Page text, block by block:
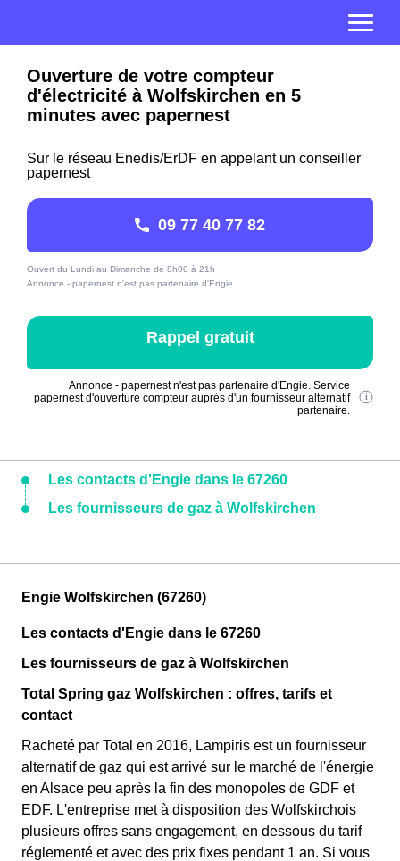
Ouverture de votre compteur
d'électricité à Wolfskirchen en 5
minutes avec papernest
Sur le réseau Enedis/ErDF en appelant un conseiller
papernest
09 77 40 77 82
Ouvert du Lundi au Dimanche de 8h00 à 21h
Annonce - papernest n'est pas partenaire d'Engie
Rappel gratuit
Annonce - papernest n'est pas partenaire d'Engie. Service
papernest d'ouverture compteur auprès d'un fournisseur alternatif
partenaire.
Les contacts d'Engie dans le 67260
Les fournisseurs de gaz à Wolfskirchen
Engie Wolfskirchen (67260)
Les contacts d'Engie dans le 67260
Les fournisseurs de gaz à Wolfskirchen
Total Spring gaz Wolfskirchen : offres, tarifs et
contact
Racheté par Total en 2016, Lampiris est un fournisseur
alternatif de gaz qui est arrivé sur le marché de l'énergie
en Alsace peu après la fin des monopoles de GDF et
EDF. L'entreprise met à disposition des Wolfskirchois
plusieurs offres sans engagement, en dessous du tarif
réglementé et avec des prix fixes pendant 1 an. Si vous